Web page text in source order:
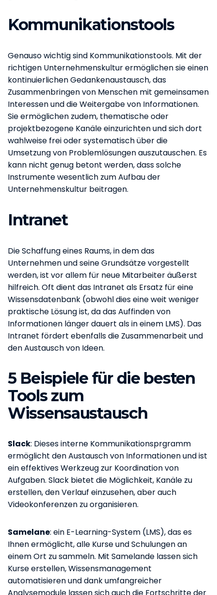
Kommunikationstools
Genauso wichtig sind Kommunikationstools. Mit der
richtigen Unternehmenskultur ermöglichen sie einen
kontinuierlichen Gedankenaustausch, das
Zusammenbringen von Menschen mit gemeinsamen
Interessen und die Weitergabe von Informationen.
Sie ermöglichen zudem, thematische oder
projektbezogene Kanäle einzurichten und sich dort
wahlweise frei oder systematisch über die
Umsetzung von Problemlösungen auszutauschen. Es
kann nicht genug betont werden, dass solche
Instrumente wesentlich zum Aufbau der
Unternehmenskultur beitragen.
Intranet
Die Schaffung eines Raums, in dem das
Unternehmen und seine Grundsätze vorgestellt
werden, ist vor allem für neue Mitarbeiter äußerst
hilfreich. Oft dient das Intranet als Ersatz für eine
Wissensdatenbank (obwohl dies eine weit weniger
praktische Lösung ist, da das Auffinden von
Informationen länger dauert als in einem LMS). Das
Intranet fördert ebenfalls die Zusammenarbeit und
den Austausch von Ideen.
5 Beispiele für die besten
Tools zum
Wissensaustausch
Slack: Dieses interne Kommunikationsprgramm
ermöglicht den Austausch von Informationen und ist
ein effektives Werkzeug zur Koordination von
Aufgaben. Slack bietet die Möglichkeit, Kanäle zu
erstellen, den Verlauf einzusehen, aber auch
Videokonferenzen zu organisieren.
Samelane: ein E-Learning-System (LMS), das es
Ihnen ermöglicht, alle Kurse und Schulungen an
einem Ort zu sammeln. Mit Samelande lassen sich
Kurse erstellen, Wissensmanagement
automatisieren und dank umfangreicher